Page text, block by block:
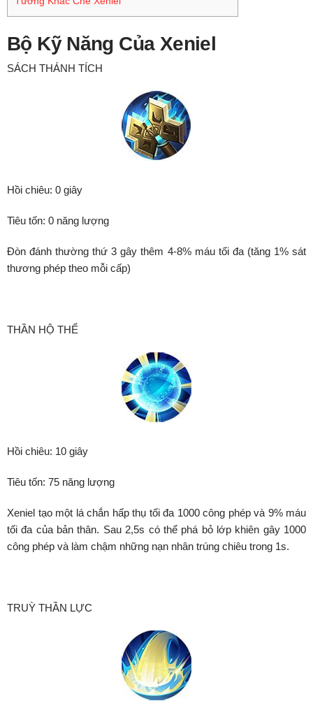
Bộ Kỹ Năng Của Xeniel
SÁCH THÁNH TÍCH
Hồi chiêu: 0 giây
Tiêu tốn: 0 năng lượng
Đòn đánh thường thứ 3 gây thêm 4-8% máu tối đa (tăng 1% sát
thương phép theo mỗi cấp)
THẦN HỘ THỂ
Hồi chiêu: 10 giây
Tiêu tốn: 75 năng lượng
Xeniel tạo một lá chắn hấp thụ tối đa 1000 công phép và 9% máu
tối đa của bản thân. Sau 2,5s có thể phá bỏ lớp khiên gây 1000
công phép và làm chậm những nạn nhân trúng chiêu trong 1s.
TRUỲ THẦN LỰC